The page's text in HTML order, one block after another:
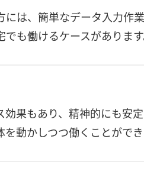
は、簡単なデータ入力作
も働けるケースがあります
果もあり、精神的にも安
動かしつつ働くことができ